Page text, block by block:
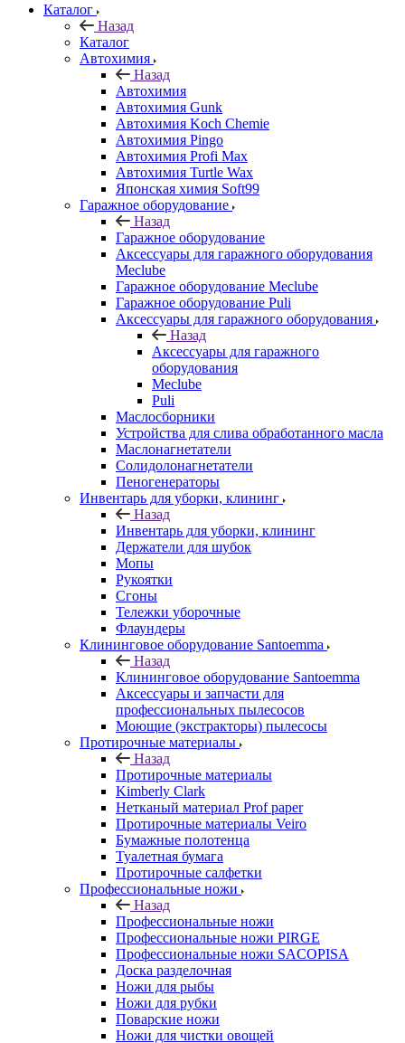
Каталог
Назад
Каталог
Автохимия
Назад
Автохимия
Автохимия Gunk
Автохимия Koch Chemie
Автохимия Pingo
Автохимия Profi Max
Автохимия Turtle Wax
Японская химия Soft99
Гаражное оборудование
Назад
Гаражное оборудование
Аксессуары для гаражного оборудования
Meclube
Гаражное оборудование Meclube
Гаражное оборудование Puli
Аксессуары для гаражного оборудования
Назад
Аксессуары для гаражного
оборудования
Meclube
Puli
Маслосборники
Устройства для слива обработанного масла
Маслонагнетатели
Солидолонагнетатели
Пеногенераторы
Инвентарь для уборки, клининг
Назад
Инвентарь для уборки, клининг
Держатели для шубок
Мопы
Рукоятки
Сгоны
Тележки уборочные
Флаундеры
Клининговое оборудование Santoemma
Назад
Клининговое оборудование Santoemma
Аксессуары и запчасти для
профессиональных пылесосов
Моющие (экстракторы) пылесосы
Протирочные материалы
Назад
Протирочные материалы
Kimberly Clark
Нетканый материал Prof paper
Протирочные материалы Veiro
Бумажные полотенца
Туалетная бумага
Протирочные салфетки
Профессиональные ножи
Назад
Профессиональные ножи
Профессиональные ножи PIRGE
Профессиональные ножи SACOPISA
Доска разделочная
Ножи для рыбы
Ножи для рубки
Поварские ножи
Ножи для чистки овощей